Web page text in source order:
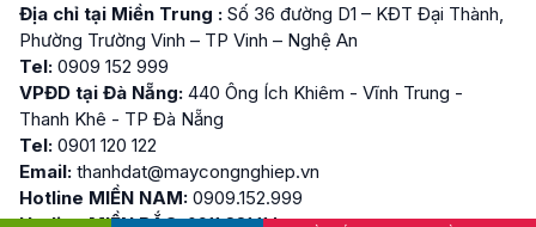
Địa chỉ tại Miền Trung : Số 36 đường D1 – KĐT Đại Thành,
Phường Trường Vinh – TP Vinh – Nghệ An
Tel: 0909 152 999
VPĐD tại Đà Nẵng: 440 Ông Ích Khiêm - Vĩnh Trung -
Thanh Khê - TP Đà Nẵng
Tel: 0901 120 122
Email: thanhdat@maycongnghiep.vn
Hotline MIỀN NAM: 0909.152.999